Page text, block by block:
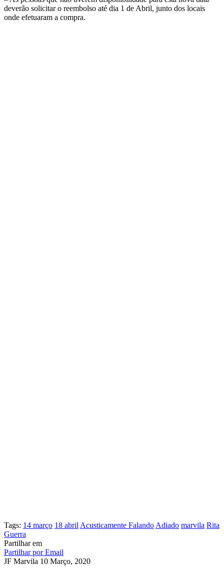
deverão solicitar o reembolso até dia 1 de Abril, junto dos locais
onde efetuaram a compra.
Tags: 14 março 18 abril Acusticamente Falando Adiado marvila Rita
Guerra
Partilhar em
Partilhar por Email
JF Marvila 10 Março, 2020